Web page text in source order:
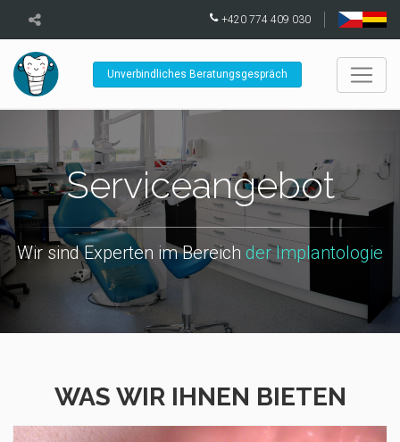
+420 774 409 030
Unverbindliches Beratungsgespräch
Serviceangebot
Wir sind Experten im Bereichder Implantologie
WAS WIR IHNEN BIETEN